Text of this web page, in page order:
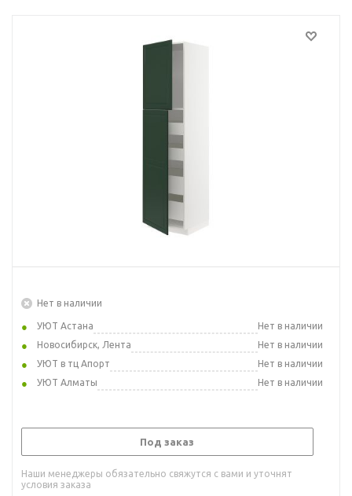
Нет в наличии
УЮТ Астана
Нет в наличии
Новосибирск, Лента
Нет в наличии
УЮТ в тц Апорт
Нет в наличии
УЮТ Алматы
Нет в наличии
Под заказ
Наши менеджеры обязательно свяжутся с вами и уточнят
условия заказа